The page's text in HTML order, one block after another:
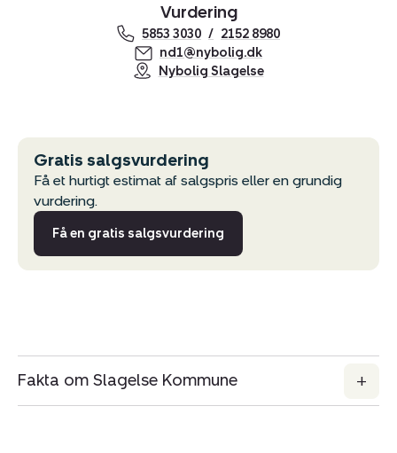
Vurdering
5853 3030
2152 8980
nd1@nybolig.dk
Nybolig Slagelse
Gratis salgsvurdering
Få et hurtigt estimat af salgspris eller en grundig
vurdering.
Få en gratis salgsvurdering
Fakta om Slagelse Kommune